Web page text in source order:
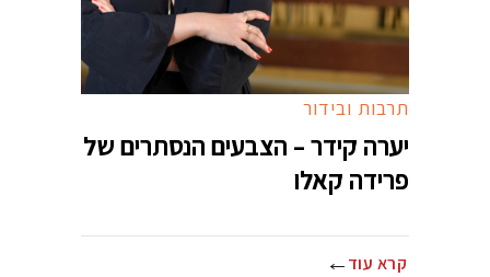
תרבות ובידור
יערה קידר – הצבעים הנסתרים של
פרידה קאלו
קרא עוד